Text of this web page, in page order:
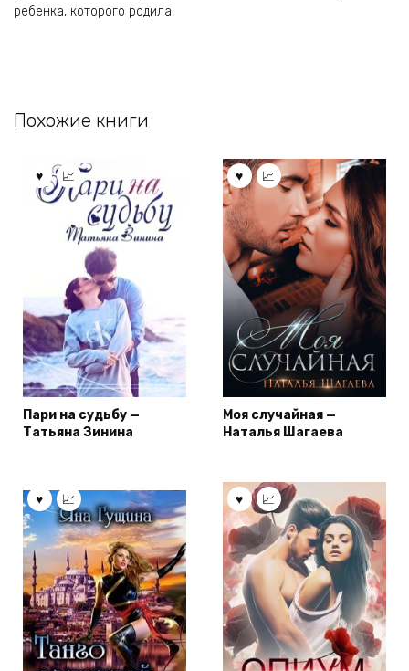
ребенка, которого родила.
Похожие книги
Пари на судьбу —
Татьяна Зинина
Моя случайная —
Наталья Шагаева